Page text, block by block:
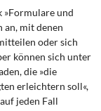
»Formulare und
an, mit denen
oder sich
können sich unter
die »die
erleichtern soll«,
jeden Fall